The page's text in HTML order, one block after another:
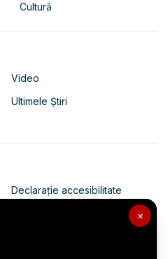
×
Cultură
Video
Ultimele Știri
Declarație accesibilitate
Politica de confidențialitate